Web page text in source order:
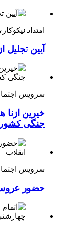
امتداد
آیین
سرویس
خیرین
جنگی کشور
سرویس
حضور عروس